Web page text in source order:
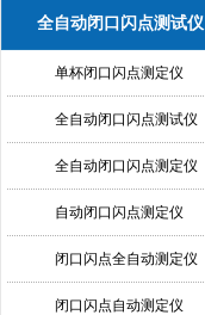
全自动闭口闪点测试仪
单杯闭口闪点测定仪
全自动闭口闪点测试仪
全自动闭口闪点测定仪
自动闭口闪点测定仪
闭口闪点全自动测定仪
闭口闪点自动测定仪